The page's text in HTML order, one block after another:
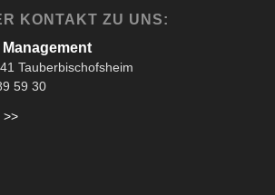
KONTAKT ZU UNS:
Tauberbischofsheim
59 30
>>